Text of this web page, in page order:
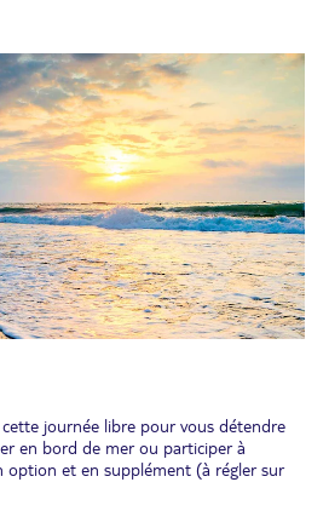
de Europa, promontoire naturel
vue sur la mer. Retour dans la région
pour 2 nuits à l'hôtel.
de ville panoramique de Malaga (en
régler sur place, environ 20 €).
journée libre pour vous détendre
en bord de mer ou participer à
option et en supplément (à régler sur
: cette excursion n'est pas possible